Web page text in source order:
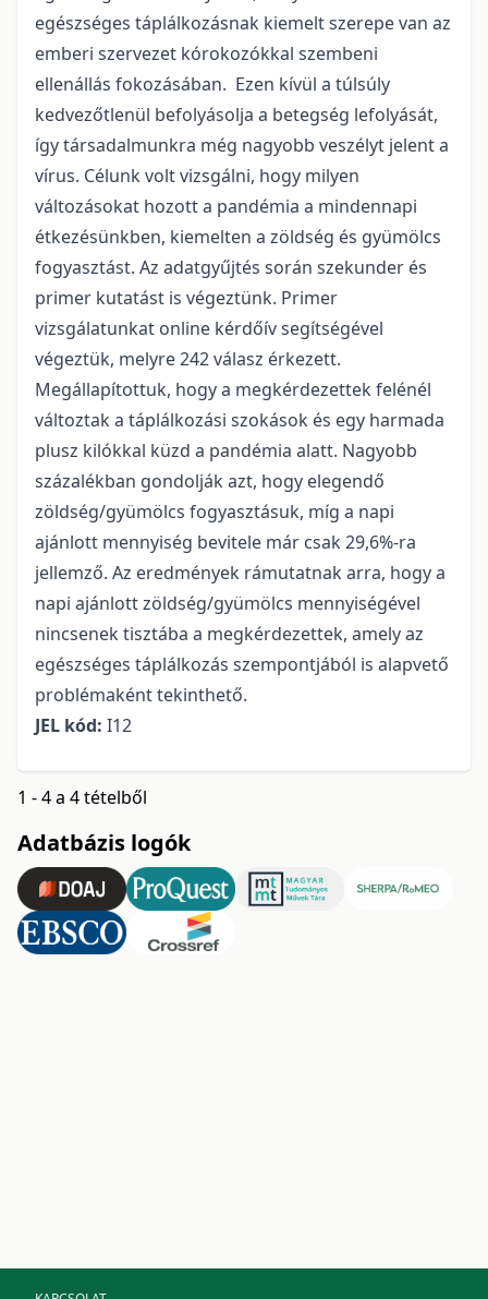
egészséges táplálkozásnak kiemelt szerepe van az
emberi szervezet kórokozókkal szembeni
ellenállás fokozásában. Ezen kívül a túlsúly
kedvezőtlenül befolyásolja a betegség lefolyását,
így társadalmunkra még nagyobb veszélyt jelent a
vírus. Célunk volt vizsgálni, hogy milyen
változásokat hozott a pandémia a mindennapi
étkezésünkben, kiemelten a zöldség és gyümölcs
fogyasztást. Az adatgyűjtés során szekunder és
primer kutatást is végeztünk. Primer
vizsgálatunkat online kérdőív segítségével
végeztük, melyre 242 válasz érkezett.
Megállapítottuk, hogy a megkérdezettek felénél
változtak a táplálkozási szokások és egy harmada
plusz kilókkal küzd a pandémia alatt. Nagyobb
százalékban gondolják azt, hogy elegendő
zöldség/gyümölcs fogyasztásuk, míg a napi
ajánlott mennyiség bevitele már csak 29,6%-ra
jellemző. Az eredmények rámutatnak arra, hogy a
napi ajánlott zöldség/gyümölcs mennyiségével
nincsenek tisztába a megkérdezettek, amely az
egészséges táplálkozás szempontjából is alapvető
problémaként tekinthető.
JEL kód: I12
1 - 4 a 4 tételből
Adatbázis logók